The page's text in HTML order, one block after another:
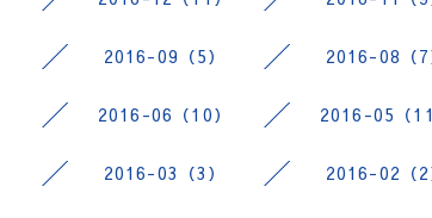
2016-09（5） 2016-08（7
2016-06（10） 2016-05（11
2016-03（3） 2016-02（2